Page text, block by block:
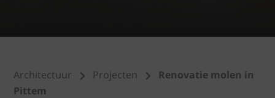
Architectuur Projecten
Renovatie molen in
Pittem